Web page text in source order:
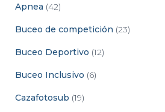
Apnea (42)
Buceo de competición (23)
Buceo Deportivo (12)
Buceo Inclusivo (6)
Cazafotosub (19)